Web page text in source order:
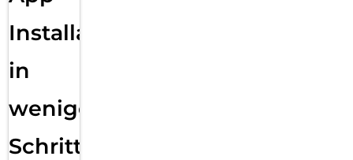
Installation
in
wenigen
Schritten